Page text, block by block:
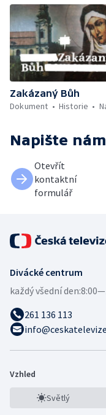
Zakázaný Bůh
Dokument
Historie
Napište nám
Otevřít
kontaktní
formulář
Divácké centrum
každý všední den:
261 136 113
Vzhled
Světlý